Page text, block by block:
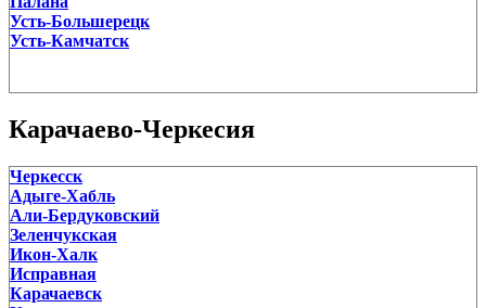
Мосальск
Обнинск
Сосенский
Спас-Деменск
Таруса
Товарково
Ульяново
Ферзиково
Хвастовичи
Юхнов
Усть-Большерецк
Усть-Камчатск
Карачаево-Черкесия
Черкесск
Адыге-Хабль
Али-Бердуковский
Зеленчукская
Икон-Халк
Исправная
Карачаевск